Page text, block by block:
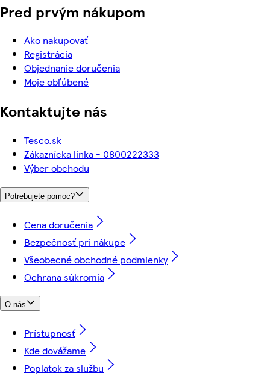
Pred prvým nákupom
Ako nakupovať
Registrácia
Objednanie doručenia
Moje obľúbené
Kontaktujte nás
Tesco.sk
Zákaznícka linka - 0800222333
Výber obchodu
Potrebujete pomoc?
Cena doručenia
Bezpečnosť pri nákupe
Všeobecné obchodné podmienky
Ochrana súkromia
O nás
Prístupnosť
Kde dovážame
Poplatok za službu